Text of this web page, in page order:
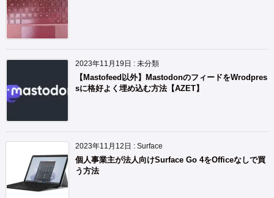
2023年11月19日 : 未分類
【Mastofeed以外】MastodonのフィードをWrodpres
sに格好よく埋め込む方法【AZET】
2023年11月12日 : Surface
個人事業主が法人向けSurface Go 4をOfficeなしで買
う方法